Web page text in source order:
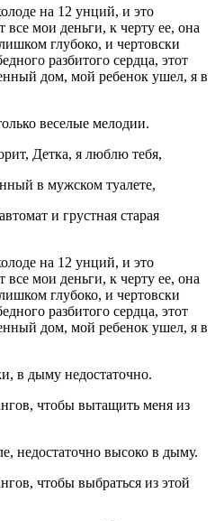
на 12 унций, и это
все мои деньги, к черту ее, она
глубоко, и чертовски
разбитого сердца, этот
дом, мой ребенок ушел, я в
веселые мелодии.
Детка, я люблю тебя,
в мужском туалете,
и грустная старая
на 12 унций, и это
все мои деньги, к черту ее, она
глубоко, и чертовски
разбитого сердца, этот
дом, мой ребенок ушел, я в
в дыму недостаточно.
чтобы вытащить меня из
недостаточно высоко в дыму.
чтобы выбраться из этой